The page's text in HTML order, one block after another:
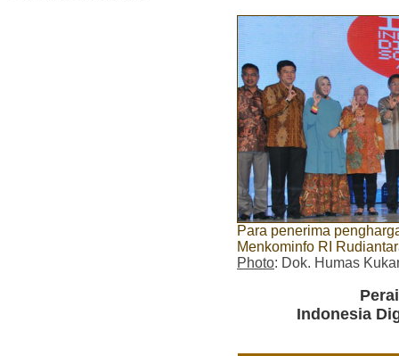
Para penerima
Menkominfo RI
Photo: Dok. Humas
Indonesia